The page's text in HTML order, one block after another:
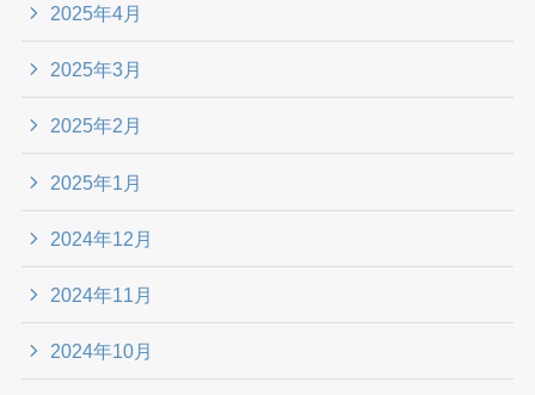
2025年4月
2025年3月
2025年2月
2025年1月
2024年12月
2024年11月
2024年10月